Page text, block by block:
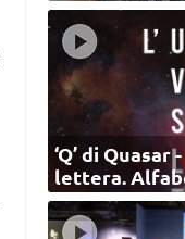
‘Q’ di
lettera.